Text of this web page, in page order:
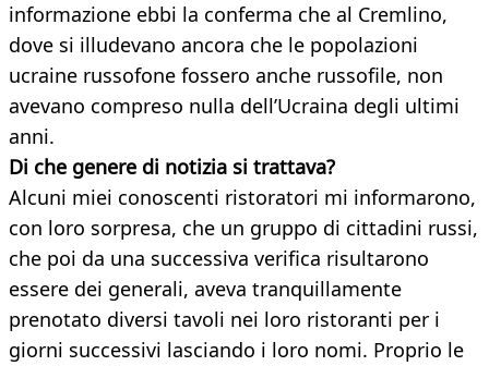
informazione ebbi la conferma che al Cremlino,
dove si illudevano ancora che le popolazioni
ucraine russofone fossero anche russofile, non
avevano compreso nulla dell’Ucraina degli ultimi
anni.
Di che genere di notizia si trattava?
Alcuni miei conoscenti ristoratori mi informarono,
con loro sorpresa, che un gruppo di cittadini russi,
che poi da una successiva verifica risultarono
essere dei generali, aveva tranquillamente
prenotato diversi tavoli nei loro ristoranti per i
giorni successivi lasciando i loro nomi. Proprio le